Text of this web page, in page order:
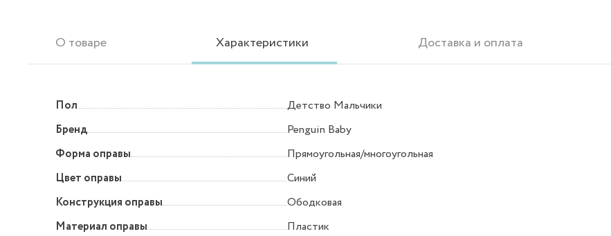
О товаре Характеристики Доставка и оплата
Пол
Детство Мальчики
Бренд
Penguin Baby
Форма оправы
Прямоугольная/многоугольная
Цвет оправы
Синий
Конструкция оправы
Ободковая
Материал оправы
Пластик